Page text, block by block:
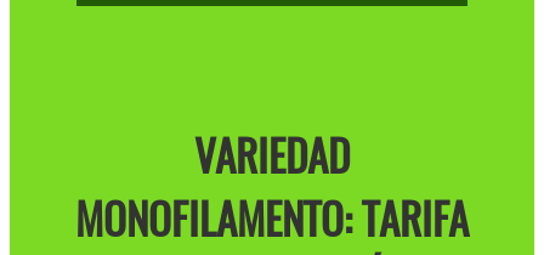
VARIEDAD
MONOFILAMENTO: TARIFA